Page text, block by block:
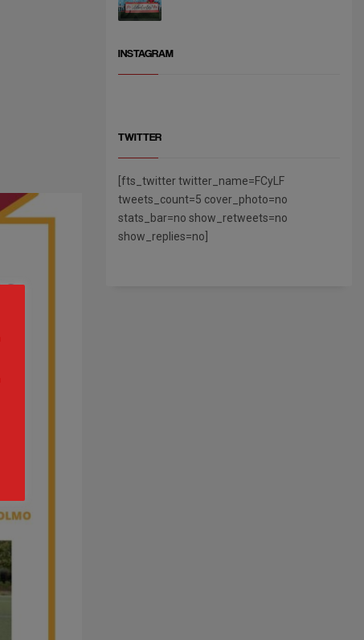
INSTAGRAM
TWITTER
[fts_twitter twitter_name=FCyLF
tweets_count=5 cover_photo=no
stats_bar=no show_retweets=no
show_replies=no]